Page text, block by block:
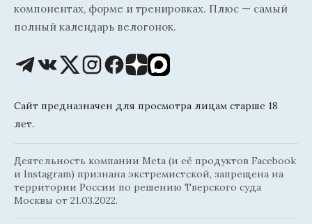
компонентах, форме и тренировках. Плюс — самый
полный календарь велогонок.
Сайт предназначен для просмотра лицам старше 18
лет.
Деятельность компании Meta (и её продуктов Facebook
и Instagram) признана экстремистской, запрещена на
территории России по решению Тверского суда
Москвы от 21.03.2022.